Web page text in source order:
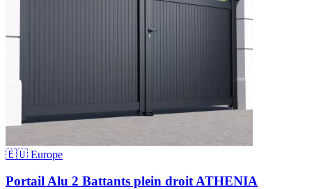
🇪🇺 Europe
Portail Alu 2 Battants plein droit ATHENIA